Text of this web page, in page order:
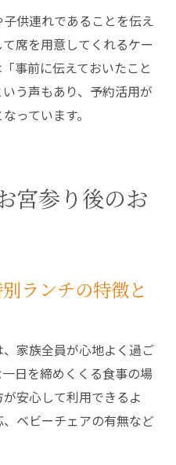
供連れであることを伝え
席を用意してくれるケー
事前に伝えておいたこと
う声もあり、予約活用が
っています。
宮参り後のお
ランチの特徴と
家族全員が心地よく過ご
日を締めくくる食事の場
安心して利用できるよ
ベビーチェアの有無など